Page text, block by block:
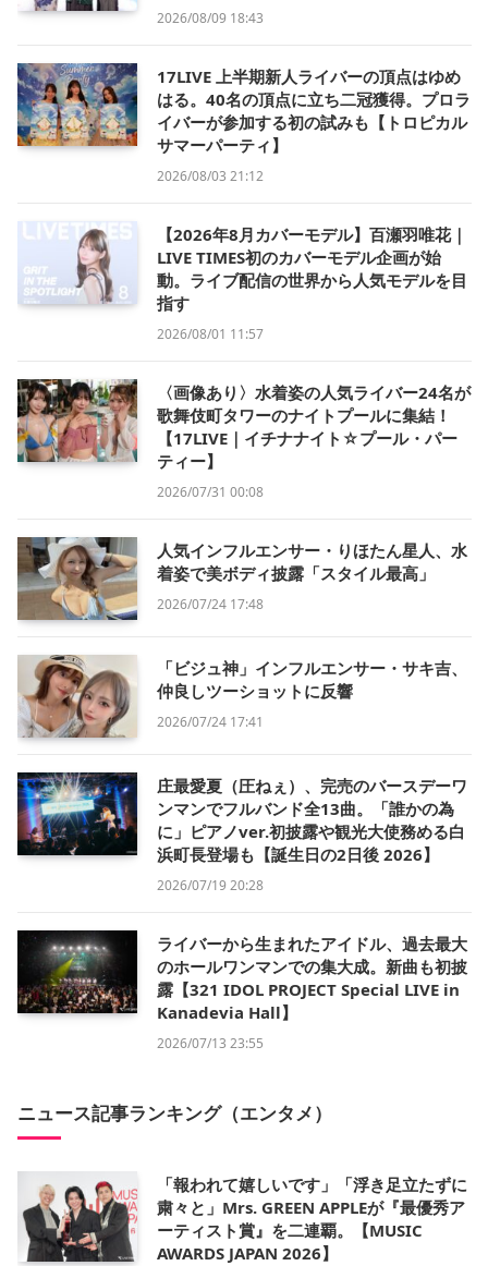
2026/08/09 18:43
17LIVE 上半期新人ライバーの頂点はゆめ
はる。40名の頂点に立ち二冠獲得。プロラ
イバーが参加する初の試みも【トロピカル
サマーパーティ】
2026/08/03 21:12
【2026年8月カバーモデル】百瀬羽唯花｜
LIVE TIMES初のカバーモデル企画が始
動。ライブ配信の世界から人気モデルを目
指す
2026/08/01 11:57
〈画像あり〉水着姿の人気ライバー24名が
歌舞伎町タワーのナイトプールに集結！
【17LIVE｜イチナナイト☆プール・パー
ティー】
2026/07/31 00:08
人気インフルエンサー・りほたん星人、水
着姿で美ボディ披露「スタイル最高」
2026/07/24 17:48
「ビジュ神」インフルエンサー・サキ吉、
仲良しツーショットに反響
2026/07/24 17:41
庄最愛夏（圧ねぇ）、完売のバースデーワ
ンマンでフルバンド全13曲。「誰かの為
に」ピアノver.初披露や観光大使務める白
浜町長登場も【誕生日の2日後 2026】
2026/07/19 20:28
ライバーから生まれたアイドル、過去最大
のホールワンマンでの集大成。新曲も初披
露【321 IDOL PROJECT Special LIVE in
Kanadevia Hall】
2026/07/13 23:55
ニュース記事ランキング（エンタメ）
「報われて嬉しいです」「浮き足立たずに
粛々と」Mrs. GREEN APPLEが『最優秀ア
ーティスト賞』を二連覇。【MUSIC
AWARDS JAPAN 2026】